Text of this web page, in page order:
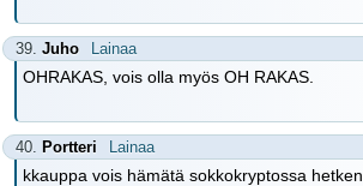
39. Juho Lainaa
OHRAKAS, vois olla myös OH RAKAS.
40. Portteri Lainaa
kkauppa vois hämätä sokkokryptossa hetken